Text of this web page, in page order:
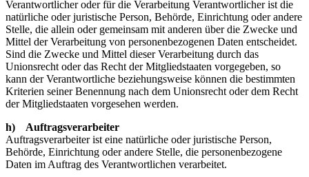
Verantwortlicher oder für die Verarbeitung Verantwortlicher ist die
natürliche oder juristische Person, Behörde, Einrichtung oder andere
Stelle, die allein oder gemeinsam mit anderen über die Zwecke und
Mittel der Verarbeitung von personenbezogenen Daten entscheidet.
Sind die Zwecke und Mittel dieser Verarbeitung durch das
Unionsrecht oder das Recht der Mitgliedstaaten vorgegeben, so
kann der Verantwortliche beziehungsweise können die bestimmten
Kriterien seiner Benennung nach dem Unionsrecht oder dem Recht
der Mitgliedstaaten vorgesehen werden.
h) Auftragsverarbeiter
Auftragsverarbeiter ist eine natürliche oder juristische Person,
Behörde, Einrichtung oder andere Stelle, die personenbezogene
Daten im Auftrag des Verantwortlichen verarbeitet.